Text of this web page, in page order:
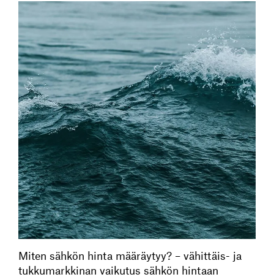
Miten sähkön hinta määräytyy? – vähittäis- ja
tukkumarkkinan vaikutus sähkön hintaan